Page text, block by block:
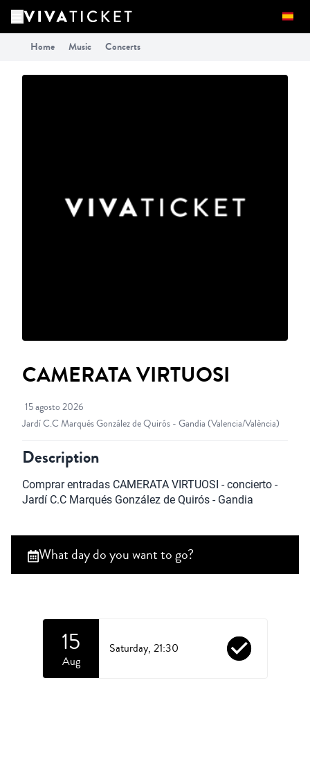
Home Music Concerts
CAMERATA VIRTUOSI
15 agosto 2026
Jardí C.C Marqués González de Quirós - Gandia (Valencia/València)
Description
Comprar entradas CAMERATA VIRTUOSI - concierto -
Jardí C.C Marqués González de Quirós - Gandia
What day do you want to go?
15
Aug
Saturday, 21:30 check_circle